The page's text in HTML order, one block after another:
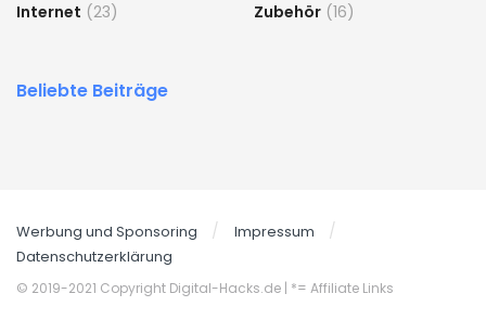
Internet (23)
Zubehör (16)
Beliebte Beiträge
Werbung und Sponsoring
Impressum
Datenschutzerklärung
© 2019-2021 Copyright Digital-Hacks.de | *= Affiliate Links